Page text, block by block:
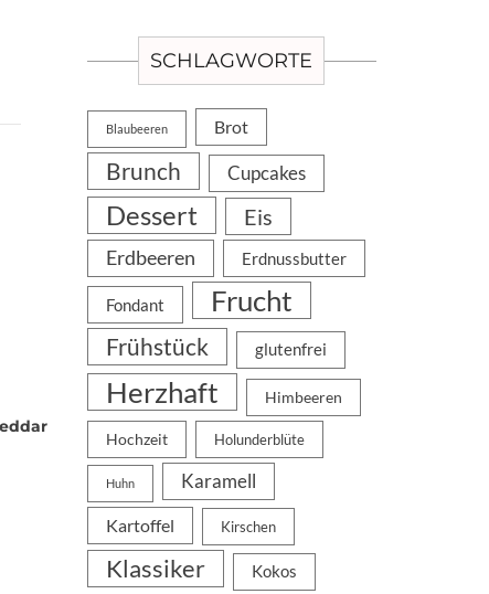
SCHLAGWORTE
Blaubeeren Brot
Brunch Cupcakes
Dessert Eis
Erdbeeren Erdnussbutter
Fondant Frucht
Frühstück glutenfrei
Herzhaft Himbeeren
Hochzeit Holunderblüte
Huhn Karamell
Kartoffel Kirschen
Klassiker Kokos